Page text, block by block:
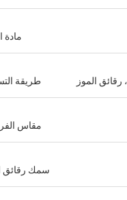
مادة
الموز طريقة
مقاس
سمك رقائق